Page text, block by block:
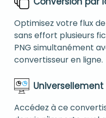
Optimisez votre flux
sans effort plusieurs
PNG simultanément
convertisseur en ligne.
Accédez à ce